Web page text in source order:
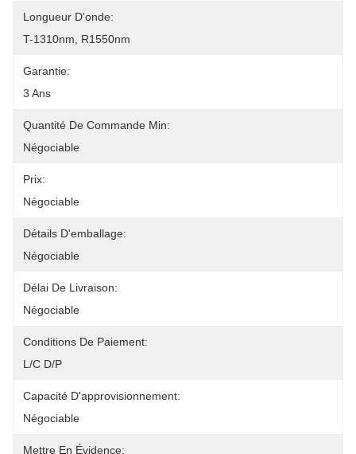
Longueur D'onde:
T-1310nm, R1550nm
Garantie:
3 Ans
Quantité De Commande Min:
Négociable
Prix:
Négociable
Détails D'emballage:
Négociable
Délai De Livraison:
Négociable
Conditions De Paiement:
L/C D/P
Capacité D'approvisionnement:
Négociable
Mettre En Évidence: